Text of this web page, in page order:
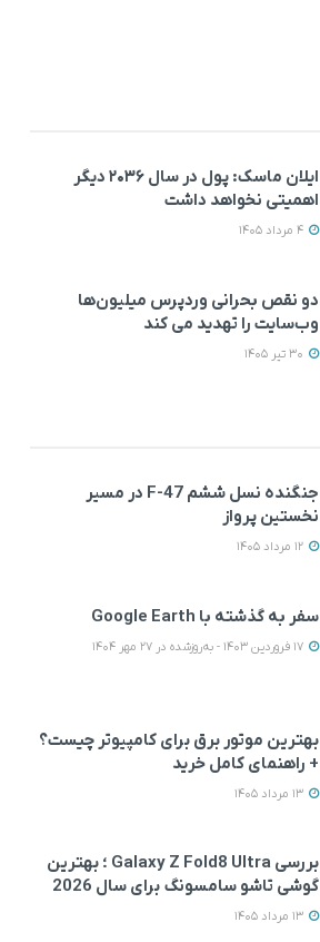
ایلان ماسک: پول در سال ۲۰۳۶ دیگر
اهمیتی نخواهد داشت
دو نقص بحرانی وردپرس میلیون‌ها
وب‌سایت را تهدید می‌ کند
جنگنده نسل ششم F-47 در مسیر
نخستین پرواز
سفر به گذشته با Google Earth
بهترین موتور برق برای کامپیوتر چیست؟
+ راهنمای کامل خرید
بررسی Galaxy Z Fold8 Ultra ؛ بهترین
گوشی تاشو سامسونگ برای سال 2026